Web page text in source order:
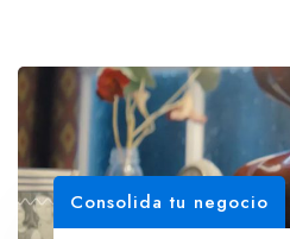
Consolida tu negocio